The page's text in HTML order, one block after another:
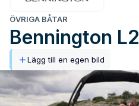
ÖVRIGA BÅTAR
Bennington
Lägg till en egen bild